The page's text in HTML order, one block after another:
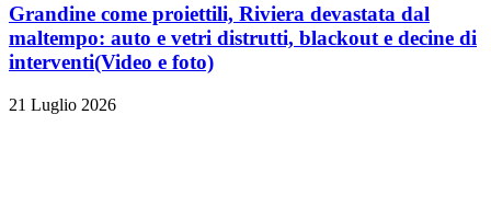
Grandine come proiettili, Riviera devastata dal
maltempo: auto e vetri distrutti, blackout e decine di
interventi(Video e foto)
21 Luglio 2026